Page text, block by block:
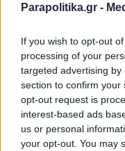
Parapolitika.gr -
If you wish to opt-out
processing of your
targeted advertising
section to confirm your
opt-out request is
interest-based ads
us or personal
your opt-out. You may
ΑΘΛΗΤΙΚΑ ΝΕΑ
ΣΟΦΙΑ ΚΑΡΑΚΑΣΙΔΗ
Πανιώνιος -
στις νίκες με
συνεχίζει το...